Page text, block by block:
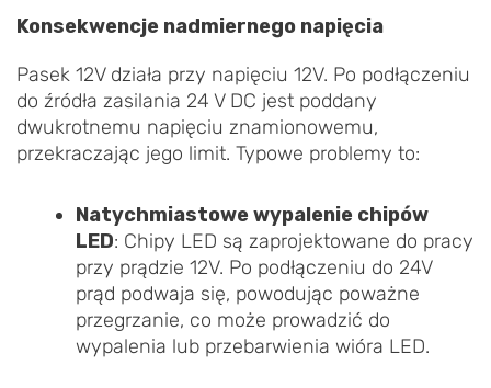
Konsekwencje nadmiernego napięcia
Pasek 12V działa przy napięciu 12V. Po podłączeniu
do źródła zasilania 24 V DC jest poddany
dwukrotnemu napięciu znamionowemu,
przekraczając jego limit. Typowe problemy to:
Natychmiastowe wypalenie chipów
LED: Chipy LED są zaprojektowane do pracy
przy prądzie 12V. Po podłączeniu do 24V
prąd podwaja się, powodując poważne
przegrzanie, co może prowadzić do
wypalenia lub przebarwienia wióra LED.